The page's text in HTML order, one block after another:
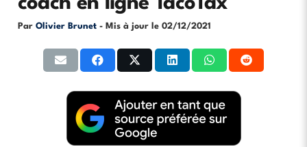
Par Olivier Brunet - Mis à jour le 02/12/2021